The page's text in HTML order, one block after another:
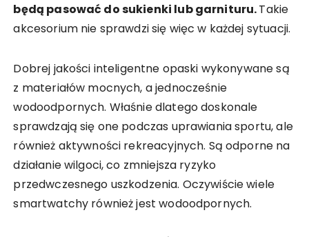
będą pasować do sukienki lub garnituru.Takie
akcesorium nie sprawdzi się więc w każdej sytuacji.
Dobrej jakości inteligentne opaski wykonywane są
z materiałów mocnych, a jednocześnie
wodoodpornych. Właśnie dlatego doskonale
sprawdzają się one podczas uprawiania sportu, ale
również aktywności rekreacyjnych. Są odporne na
działanie wilgoci, co zmniejsza ryzyko
przedwczesnego uszkodzenia. Oczywiście wiele
smartwatchy również jest wodoodpornych.